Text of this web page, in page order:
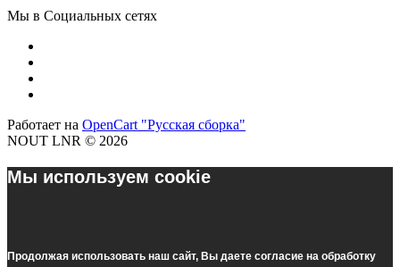
Мы в Социальных сетях
Работает на OpenCart "Русская сборка"
NOUT LNR © 2026
Мы используем cookie
Продолжая использовать наш cайт, Вы даете согласие на обработку